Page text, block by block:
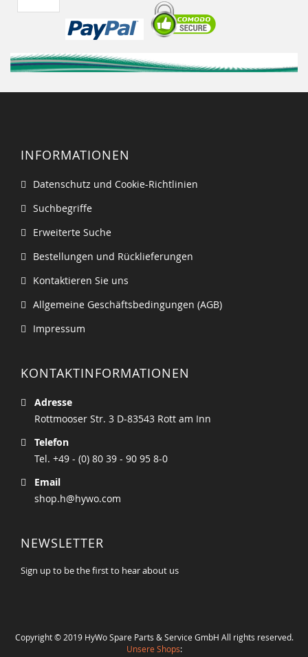
INFORMATIONEN
Datenschutz und Cookie-Richtlinien
Suchbegriffe
Erweiterte Suche
Bestellungen und Rücklieferungen
Kontaktieren Sie uns
Allgemeine Geschäftsbedingungen (AGB)
Impressum
KONTAKTINFORMATIONEN
Adresse
Rottmooser Str. 3 D-83543 Rott am Inn
Telefon
Tel. +49 - (0) 80 39 - 90 95 8-0
Email
shop.h@hywo.com
NEWSLETTER
Sign up to be the first to hear about us
Copyright © 2019 HyWo Spare Parts & Service GmbH All rights reserved.
Unsere Shops: